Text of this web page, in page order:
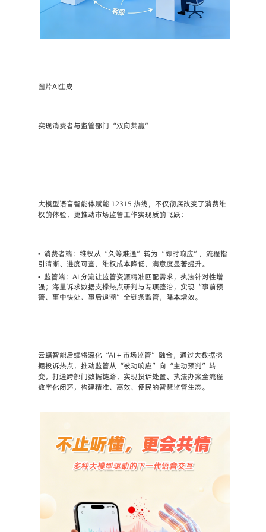
图片AI生成
实现消费者与监管部门 “双向共赢”
大模型语音智能体赋能 12315 热线，不仅彻底改变了消费维
权的体验，更推动市场监管工作实现质的飞跃：
• 消费者端：维权从 “久等难通” 转为 “即时响应”，流程指
引清晰、进度可查，维权成本降低，满意度显著提升。
• 监管端：AI 分流让监管资源精准匹配需求，执法针对性增
强；海量诉求数据支撑热点研判与专项整治，实现 “事前预
警、事中快处、事后追溯” 全链条监管，降本增效。
云蝠智能后续将深化 “AI + 市场监管” 融合，通过大数据挖
掘投诉热点，推动监管从 “被动响应” 向 “主动预判” 转
变，打通跨部门数据链路，实现投诉处置、执法办案全流程
数字化闭环，构建精准、高效、便民的智慧监管生态。